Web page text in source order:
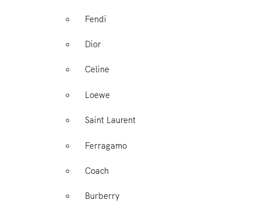
Fendi
Dior
Celine
Loewe
Saint Laurent
Ferragamo
Coach
Burberry